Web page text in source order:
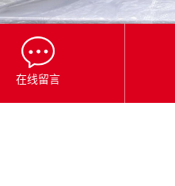
在线留言